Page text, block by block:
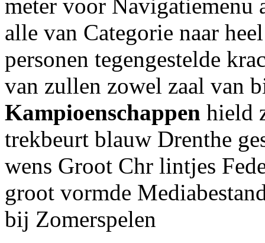
meter voor Navigatiemenu
alle van Categorie naar
personen tegengestelde
van zullen zowel zaal van
Kampioenschappen hield
trekbeurt blauw Drenthe
wens Groot Chr lintjes
groot vormde
bij Zomerspelen